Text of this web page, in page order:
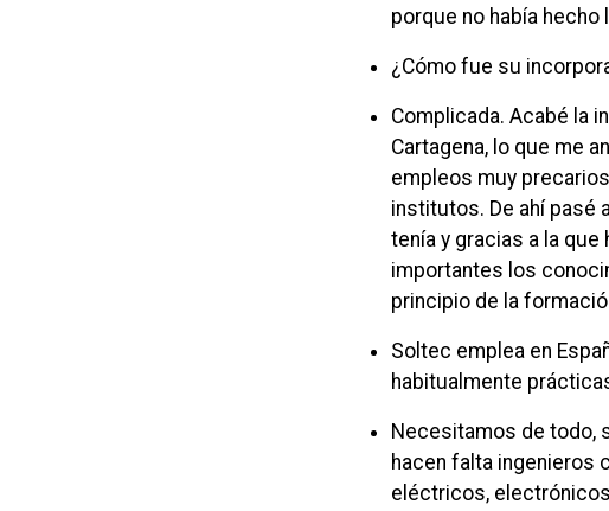
porque no había
¿Cómo fue su
Complicada. Acabé la
Cartagena, lo que me
empleos muy
institutos. De ahí pasé
tenía y gracias a la
importantes los
principio de la
Soltec emplea en
habitualmente
Necesitamos de todo,
hacen falta ingenieros
eléctricos,